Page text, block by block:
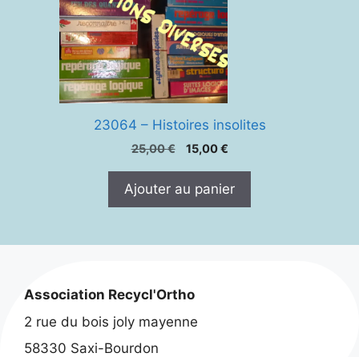
23064 – Histoires insolites
25,00€
Le
était :
15,00€Le
est :
Ajouter au panier
Association Recycl'Ortho
2 rue du bois joly mayenne
58330 Saxi-Bourdon